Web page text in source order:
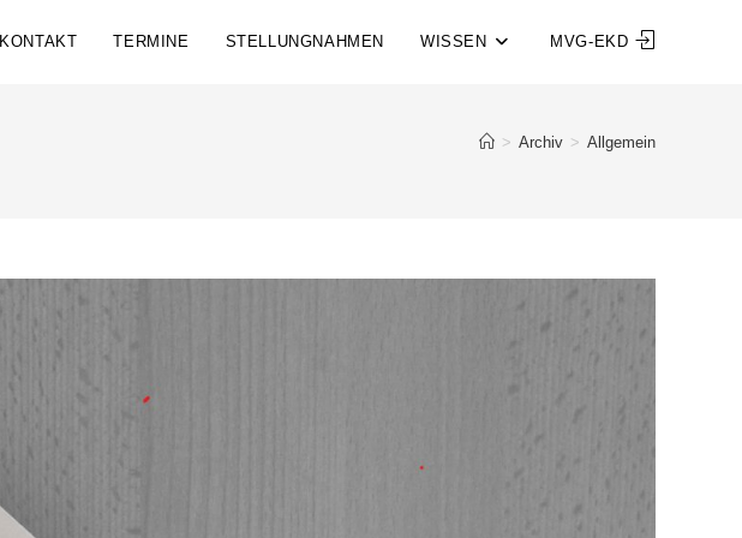
KONTAKT TERMINE STELLUNGNAHMEN WISSEN MVG-EKD
> Archiv > Allgemein